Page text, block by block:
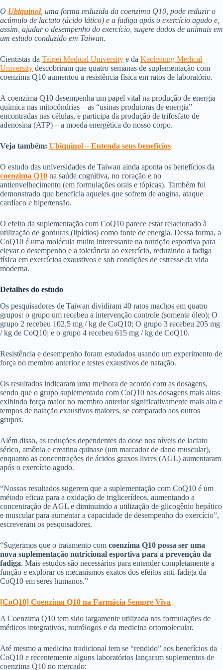
O Ubiquinol, uma forma reduzida da coenzima Q10, pode reduzir o
acúmulo de lactato (ácido lático) e a fadiga após o exercício agudo e,
assim, ajudar o desempenho do exercício, sugere dados de animais em
um estudo conduzido em Taiwan.
Cientistas da Taipei Medical University e da Kaohsiung Medical
University descobriram que quatro semanas de suplementação com
coenzima Q10 aumentou a resistência física em ratos de laboratório.
A coenzima Q10 desempenha um papel vital na produção de energia
química nas mitocôndrias – as “usinas produtoras de energia”
encontradas nas células, e participa da produção de trifosfato de
adenosina (ATP) – a moeda energética do nosso corpo.
Veja também: Ubiquinol – Entenda seus benefícios
O estudo das universidades de Taiwan ainda aponta os benefícios da
coenzima Q10 na saúde cognitiva, no coração e no
antienvelhecimento (em formulações orais e tópicas). Também foi
demonstrado que beneficia aqueles que sofrem de angina, ataque
cardíaco e hipertensão.
O efeito da suplementação com CoQ10 parece estar relacionado à
utilização de gorduras (lipídios) como fonte de energia. Dessa forma, a
CoQ10 é uma molécula muito interessante na nutrição esportiva para
elevar o desempenho e a tolerância ao exercício, reduzindo a fadiga
física em exercícios exaustivos e sob condições de estresse da vida
moderna.
Detalhes do estudo
Os pesquisadores de Taiwan dividiram 40 ratos machos em quatro
grupos: o grupo um recebeu a intervenção controle (somente óleo); O
grupo 2 recebeu 102,5 mg / kg de CoQ10; O grupo 3 recebeu 205 mg
/ kg de CoQ10; e o grupo 4 recebeu 615 mg / kg de CoQ10.
Resistência e desempenho foram estudados usando um experimento de
força no membro anterior e testes exaustivos de natação.
Os resultados indicaram uma melhora de acordo com as dosagens,
sendo que o grupo suplementado com CoQ10 nas dosagens mais altas
exibindo força maior no membro anterior significativamente mais alta e
tempos de natação exaustivos maiores, se comparado aos outros
grupos.
Além disso, as reduções dependentes da dose nos níveis de lactato
sérico, amônia e creatina quinase (um marcador de dano muscular),
enquanto as concentrações de ácidos graxos livres (AGL) aumentaram
após o exercício agudo.
“Nossos resultados sugerem que a suplementação com CoQ10 é um
método eficaz para a oxidação de triglicerídeos, aumentando a
concentração de AGL e diminuindo a utilização de glicogênio hepático
e muscular para aumentar a capacidade de desempenho do exercício”,
escreveram os pesquisadores.
“Sugerimos que o tratamento com coenzima Q10 possa ser uma
nova suplementação nutricional esportiva para a prevenção da
fadiga. Mais estudos são necessários para entender completamente a
função e explorar os mecanismos exatos dos efeitos anti-fadiga da
CoQ10 em seres humanos.”
[CoQ10] Coenzima Q10 na Farmácia Sempre Viva
A Coenzima Q10 tem sido largamente utilizada nas formulações de
médicos integrativos, nutrólogos e da medicina ortomolecular.
Até mesmo a medicina tradicional tem se “rendido” aos benefícios da
CoQ10 e recentemente alguns laboratórios lançaram suplementos de
coenzima Q10 no mercado: